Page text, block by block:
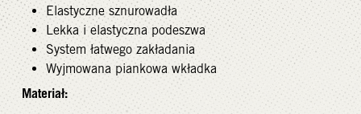
Elastyczne sznurowadła
Lekka ielastycznapodeszwa
System łatwego zakładania
Wyjmowana piankowa wkładka
Materiał: